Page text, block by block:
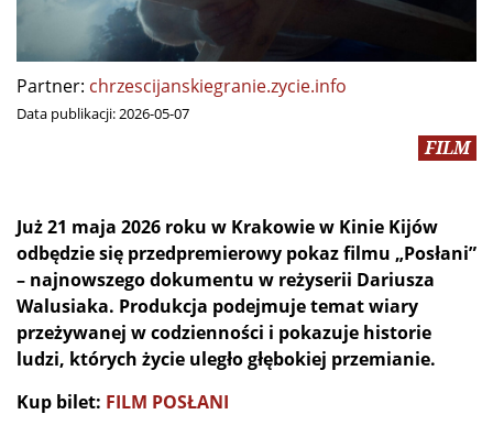
Partner: chrzescijanskiegranie.zycie.info
Data publikacji: 2026-05-07
FILM
Już 21 maja 2026 roku w Krakowie w Kinie Kijów
odbędzie się przedpremierowy pokaz filmu „Posłani”
– najnowszego dokumentu w reżyserii Dariusza
Walusiaka. Produkcja podejmuje temat wiary
przeżywanej w codzienności i pokazuje historie
ludzi, których życie uległo głębokiej przemianie.
Kup bilet: FILM POSŁANI